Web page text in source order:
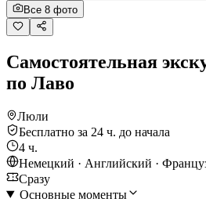
Все 8 фото
Самостоятельная
по Лаво
Люли
Бесплатно за 24 ч. до начала
4 ч.
Немецкий · Английский ·
Сразу
Основные моменты